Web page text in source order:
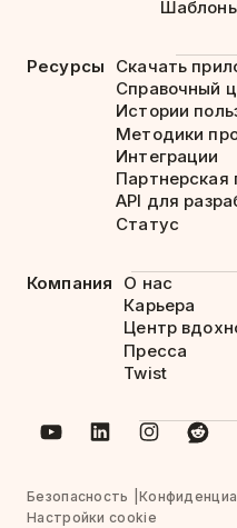
Ресурсы
Скачать
Справочный
Истории
Методики
Интеграции
Партнерская
API для
Статус
Компания
О нас
Карьера
Центр
Пресса
Twist
Безопасность
Настройки cookie